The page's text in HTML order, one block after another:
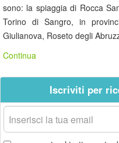
sono: la spiaggia di Rocca
Torino di Sangro, in
Giulianova, Roseto degli
Continua
Iscriviti per
La
tua
email